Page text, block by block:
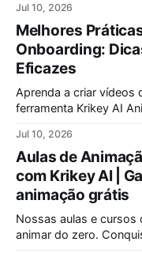
um ciclo de caminhada.
Jul 10, 2026
Melhores
Onboarding:
Eficazes
Aprenda a criar vídeos
ferramenta Krikey AI
impactante e
seja lembrada pelo
Jul 10, 2026
Aulas de
com Krikey AI |
animação grátis
Nossas aulas e cursos
animar do zero.